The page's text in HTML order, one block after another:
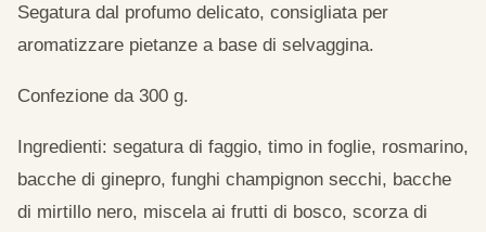
Segatura dal profumo delicato, consigliata per
aromatizzare pietanze a base di selvaggina.
Confezione da 300 g.
Ingredienti: segatura di faggio, timo in foglie, rosmarino,
bacche di ginepro, funghi champignon secchi, bacche
di mirtillo nero, miscela ai frutti di bosco, scorza di